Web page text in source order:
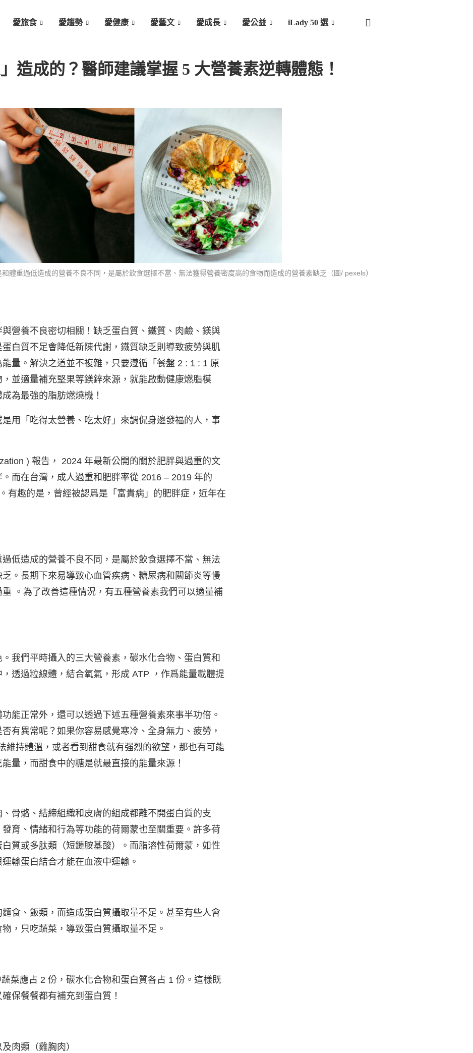
愛旅食 愛趨勢 愛健康 愛藝文 愛成長 愛公益 iLady 50 選
造成的？醫師建議掌握 5 大營養素逆轉體態！
體重過低造成的營養不良不同，是屬於飲食選擇不當、無法獲得營養密度高的食物而造成的營養素缺乏（圖/ pexels）
營養不良密切相關！缺乏蛋白質、鐵質、肉鹼、鎂與
白質不足會降低新陳代謝，鐵質缺乏則導致疲勞與肌
量。解決之道並不複雜，只要遵循「餐盤 2 : 1 : 1 原
並適量補充堅果等鎂鋅來源，就能啟動健康燃脂模
為最強的脂肪燃燒機！
用「吃得太營養、吃太好」來調侃身邊發福的人，事
) 報告， 2024 年最新公開的關於肥胖與過重的文
而在台灣，成人過重和肥胖率從 2016 – 2019 年的
有趣的是，曾經被認爲是「富貴病」的肥胖症，近年在
低造成的營養不良不同，是屬於飲食選擇不當、無法
。長期下來易導致心血管疾病、糖尿病和關節炎等慢
。為了改善這種情況，有五種營養素我們可以適量補
我們平時攝入的三大營養素，碳水化合物、蛋白質和
透過粒線體，結合氧氣，形成 ATP ，作爲能量載體提
能正常外，還可以透過下述五種營養素來事半功倍。
有異常呢？如果你容易感覺寒冷、全身無力、疲勞，
維持體溫，或者看到甜食就有强烈的欲望，那也有可能
量，而甜食中的糖是就最直接的能量來源！
骨骼、結締組織和皮膚的組成都離不開蛋白質的支
育、情緒和行為等功能的荷爾蒙也至關重要。許多荷
質或多肽類（短鏈胺基酸）。而脂溶性荷爾蒙，如性
輸蛋白結合才能在血液中運輸。
食、飯類，而造成蛋白質攝取量不足。甚至有些人會
，只吃蔬菜，導致蛋白質攝取量不足。
菜應占 2 份，碳水化合物和蛋白質各占 1 份。這樣既
保餐餐都有補充到蛋白質！
肉類（雞胸肉）